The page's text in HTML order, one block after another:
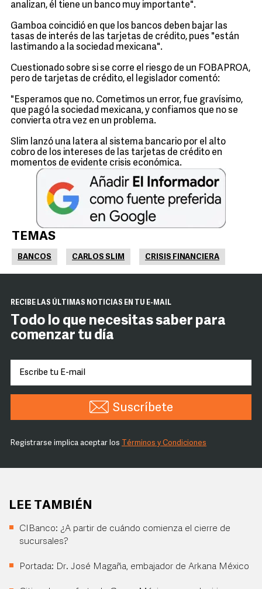
analizan, él tiene un banco muy importante".
Gamboa coincidió en que los bancos deben bajar las
tasas de interés de las tarjetas de crédito, pues "están
lastimando a la sociedad mexicana".
Cuestionado sobre si se corre el riesgo de un FOBAPROA,
pero de tarjetas de crédito, el legislador comentó:
"Esperamos que no. Cometimos un error, fue gravísimo,
que pagó la sociedad mexicana, y confiamos que no se
convierta otra vez en un problema.
Slim lanzó una latera al sistema bancario por el alto
cobro de los intereses de las tarjetas de crédito en
momentos de evidente crisis económica.
TEMAS
BANCOS CARLOS SLIM CRISIS FINANCIERA
RECIBE LAS ÚLTIMAS NOTICIAS EN TU E-MAIL
Todo lo que necesitas saber para
comenzar tu día
Suscríbete
Registrarse implica aceptar los Términos y Condiciones
LEE TAMBIÉN
CIBanco: ¿A partir de cuándo comienza el cierre de
sucursales?
Portada: Dr. José Magaña, embajador de Arkana México